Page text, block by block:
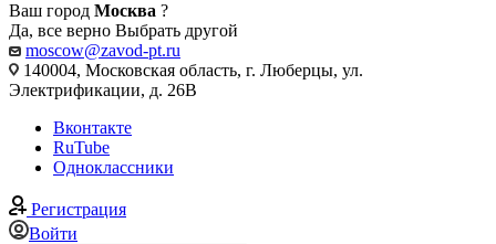
Ваш город Москва ?
Да, все верно Выбрать другой
moscow@zavod-pt.ru
140004, Московская область, г. Люберцы, ул.
Электрификации, д. 26В
Вконтакте
RuTube
Одноклассники
Регистрация
Войти